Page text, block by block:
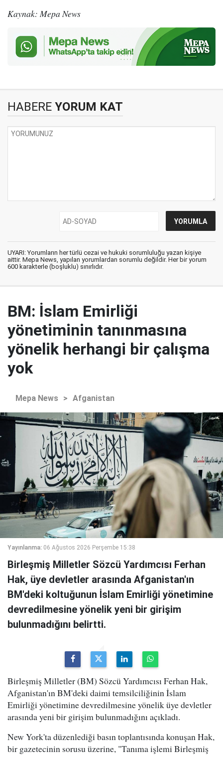
Kaynak: Mepa News
HABERE YORUM KAT
UYARI: Yorumların her türlü cezai ve hukuki sorumluluğu yazan kişiye
aittir. Mepa News, yapılan yorumlardan sorumlu değildir. Her bir yorum
600 karakterle (boşluklu) sınırlıdır.
BM: İslam Emirliği
yönetiminin tanınmasına
yönelik herhangi bir çalışma
yok
Mepa News > Afganistan
Yayınlanma: 06 Ağustos 2026 Perşembe 15:38
Birleşmiş Milletler Sözcü Yardımcısı Ferhan
Hak, üye devletler arasında Afganistan'ın
BM'deki koltuğunun İslam Emirliği yönetimine
devredilmesine yönelik yeni bir girişim
bulunmadığını belirtti.
Birleşmiş Milletler (BM) Sözcü Yardımcısı Ferhan Hak,
Afganistan'ın BM'deki daimi temsilciliğinin İslam
Emirliği yönetimine devredilmesine yönelik üye devletler
arasında yeni bir girişim bulunmadığını açıkladı.
New York'ta düzenlediği basın toplantısında konuşan Hak,
bir gazetecinin sorusu üzerine, "Tanıma işlemi Birleşmiş